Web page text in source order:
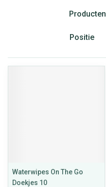
Producten
Sorteer op:
Waterwipes On The Go
Doekjes 10